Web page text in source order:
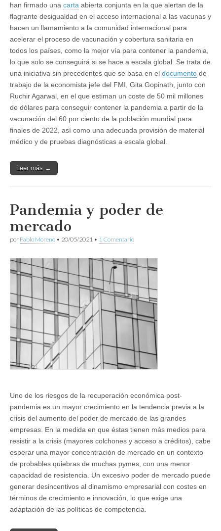
han firmado una carta abierta conjunta en la que alertan de la
flagrante desigualdad en el acceso internacional a las vacunas y
hacen un llamamiento a la comunidad internacional para
acelerar el proceso de vacunación y cobertura sanitaria en
todos los países, como la mejor vía para contener la pandemia,
lo que solo se conseguirá si se hace a escala global. Se trata de
una iniciativa sin precedentes que se basa en el documento de
trabajo de la economista jefe del FMI, Gita Gopinath, junto con
Ruchir Agarwal, en el que estiman un coste de 50 mil millones
de dólares para conseguir contener la pandemia a partir de la
vacunación del 60 por ciento de la población mundial para
finales de 2022, así como una adecuada provisión de material
médico y de pruebas diagnósticas a escala global.
Leer más →
Pandemia y poder de
mercado
por Pablo Moreno • 20/05/2021 • 1 Comentario
Uno de los riesgos de la recuperación económica post-
pandemia es un mayor crecimiento en la tendencia previa a la
crisis del aumento del poder de mercado de las grandes
empresas. En la medida en que éstas tienen más medios para
resistir a la crisis (mayores colchones y acceso a créditos), cabe
esperar una mayor concentración de mercado en un contexto
de probables quiebras de muchas pymes, con una menor
capacidad de resistencia. Un excesivo poder de mercado puede
generar desincentivos al dinamismo empresarial con costes en
términos de crecimiento e innovación, lo que exige una
adaptación de las políticas de competencia.